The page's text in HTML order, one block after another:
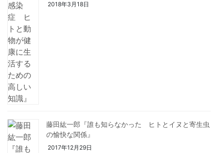
2018年3月18日
藤田紘一郎『誰も知らなかった ヒトとイヌと寄生虫
の愉快な関係』
2017年12月29日